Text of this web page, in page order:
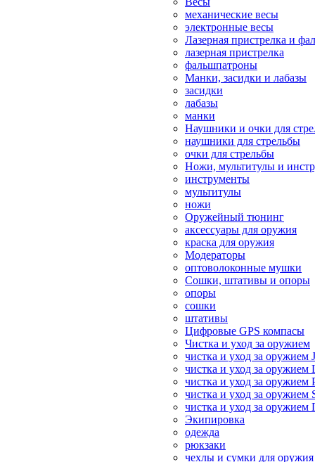
механические весы
электронные весы
Лазерная пристрелка и
лазерная пристрелка
фальшпатроны
Манки, засидки и лабазы
засидки
лабазы
манки
Наушники и очки для
наушники для стрельбы
очки для стрельбы
Ножи, мультитулы и
инструменты
мультитулы
ножи
Оружейный тюнинг
аксессуары для оружия
краска для оружия
Модераторы
оптоволоконные мушки
Сошки, штативы и опоры
опоры
сошки
штативы
Цифровые GPS компасы
Чистка и уход за оружием
чистка и уход за оружием
чистка и уход за оружием
чистка и уход за оружием
чистка и уход за оружием
чистка и уход за
Экипировка
одежда
рюкзаки
чехлы и сумки для оружия